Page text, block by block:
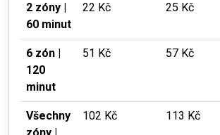
2 zóny |
60 minut
22 Kč 25 Kč
6 zón |
120
minut
51 Kč 57 Kč
Všechny
102 Kč 113 Kč